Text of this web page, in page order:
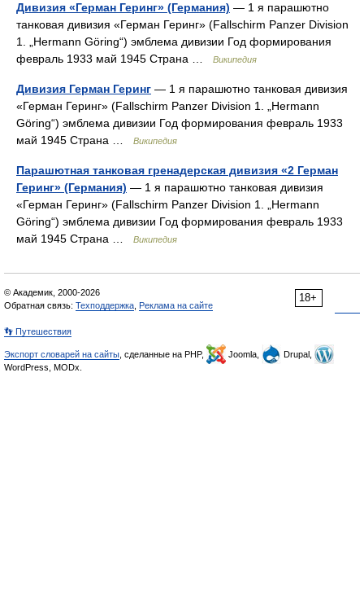
Дивизия «Герман Геринг» (Германия) — 1 я парашютно
танковая дивизия «Герман Геринг» (Fallschirm Panzer Division
1. „Hermann Göring“) эмблема дивизии Год формирования
февраль 1933 май 1945 Страна …
Википедия
Дивизия Герман Геринг — 1 я парашютно танковая дивизия
«Герман Геринг» (Fallschirm Panzer Division 1. „Hermann
Göring“) эмблема дивизии Год формирования февраль 1933
май 1945 Страна …
Википедия
Парашютная танковая гренадерская дивизия «2 Герман
Геринг» (Германия) — 1 я парашютно танковая дивизия
«Герман Геринг» (Fallschirm Panzer Division 1. „Hermann
Göring“) эмблема дивизии Год формирования февраль 1933
май 1945 Страна …
Википедия
18+
© Академик, 2000-2026
Обратная связь: Техподдержка Реклама на сайте
👣 Путешествия
Экспорт словарей на сайты , сделанные на PHP, Joomla,
Drupal,
WordPress, MODx.